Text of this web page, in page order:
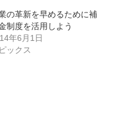
の革新を早めるために補
制度を活用しよう
年6月1日
ックス